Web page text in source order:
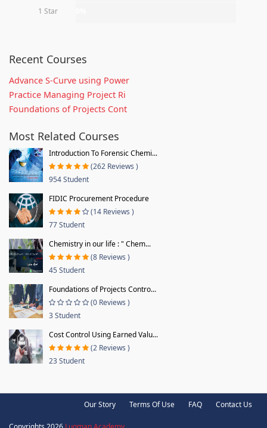
1 Star
Recent Courses
Advance S-Curve using Power
Practice Managing Project Ri
Foundations of Projects Cont
Most Related Courses
Introduction To Forensic Chemi...
(262 Reviews )
954 Student
FIDIC Procurement Procedure
(14 Reviews )
77 Student
Chemistry in our life : " Chem...
(8 Reviews )
45 Student
Foundations of Projects Contro...
(0 Reviews )
3 Student
Cost Control Using Earned Valu...
(2 Reviews )
23 Student
Our Story Terms Of Use FAQ Contact Us